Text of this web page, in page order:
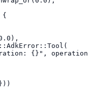
{}", operation)